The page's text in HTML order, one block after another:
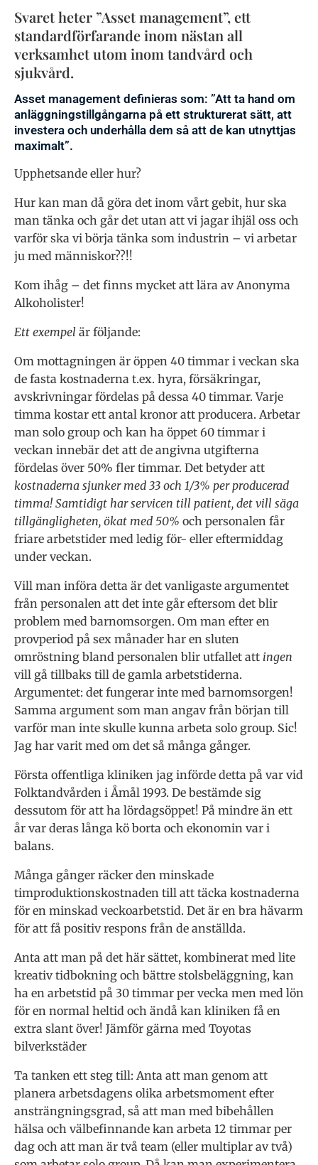
Svaret heter ”Asset management”, ett
standardförfarande inom nästan all
verksamhet utom inom tandvård och
sjukvård.
Asset management definieras som: ”Att ta hand om
anläggningstillgångarna på ett strukturerat sätt, att
investera och underhålla dem så att de kan utnyttjas
maximalt”.
Upphetsande eller hur?
Hur kan man då göra det inom vårt gebit, hur ska
man tänka och går det utan att vi jagar ihjäl oss och
varför ska vi börja tänka som industrin – vi arbetar
ju med människor??!!
Kom ihåg – det finns mycket att lära av Anonyma
Alkoholister!
Ett exempel är följande:
Om mottagningen är öppen 40 timmar i veckan ska
de fasta kostnaderna t.ex. hyra, försäkringar,
avskrivningar fördelas på dessa 40 timmar. Varje
timma kostar ett antal kronor att producera. Arbetar
man solo group och kan ha öppet 60 timmar i
veckan innebär det att de angivna utgifterna
fördelas över 50% fler timmar. Det betyder att
kostnaderna sjunker med 33 och 1/3% per producerad
timma! Samtidigt har servicen till patient, det vill säga
tillgängligheten, ökat med 50% och personalen får
friare arbetstider med ledig för- eller eftermiddag
under veckan.
Vill man införa detta är det vanligaste argumentet
från personalen att det inte går eftersom det blir
problem med barnomsorgen. Om man efter en
provperiod på sex månader har en sluten
omröstning bland personalen blir utfallet att ingen
vill gå tillbaks till de gamla arbetstiderna.
Argumentet: det fungerar inte med barnomsorgen!
Samma argument som man angav från början till
varför man inte skulle kunna arbeta solo group. Sic!
Jag har varit med om det så många gånger.
Första offentliga kliniken jag införde detta på var vid
Folktandvården i Åmål 1993. De bestämde sig
dessutom för att ha lördagsöppet! På mindre än ett
år var deras långa kö borta och ekonomin var i
balans.
Många gånger räcker den minskade
timproduktionskostnaden till att täcka kostnaderna
för en minskad veckoarbetstid. Det är en bra hävarm
för att få positiv respons från de anställda.
Anta att man på det här sättet, kombinerat med lite
kreativ tidbokning och bättre stolsbeläggning, kan
ha en arbetstid på 30 timmar per vecka men med lön
för en normal heltid och ändå kan kliniken få en
extra slant över! Jämför gärna med Toyotas
bilverkstäder
Ta tanken ett steg till: Anta att man genom att
planera arbetsdagens olika arbetsmoment efter
ansträngningsgrad, så att man med bibehållen
hälsa och välbefinnande kan arbeta 12 timmar per
dag och att man är två team (eller multiplar av två)